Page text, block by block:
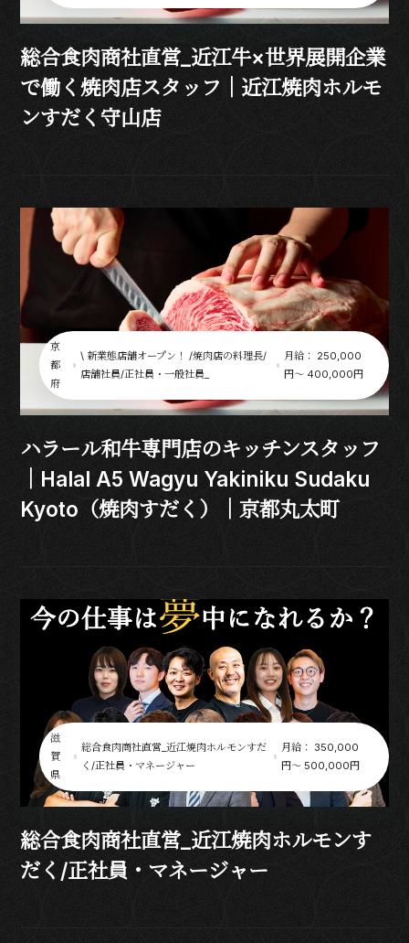
総合食肉商社直営_近江牛×世界展開企業
で働く焼肉店スタッフ｜近江焼肉ホルモ
ンすだく守山店
京
都
府
\ 新業態店舗オープン！ /焼肉店の料理長/
店舗社員/正社員・一般社員_
月給： 250,000
円〜 400,000円
ハラール和牛専門店のキッチンスタッフ
｜Halal A5 Wagyu Yakiniku Sudaku
Kyoto（焼肉すだく）｜京都丸太町
滋
賀
県
総合食肉商社直営_近江焼肉ホルモンすだ
く/正社員・マネージャー
月給： 350,000
円〜 500,000円
総合食肉商社直営_近江焼肉ホルモンす
だく/正社員・マネージャー